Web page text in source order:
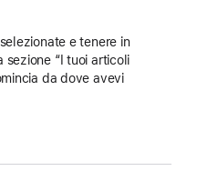
e tenere in
sezione “I tuoi articoli
da dove avevi